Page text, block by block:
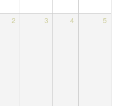
2 3 4 5